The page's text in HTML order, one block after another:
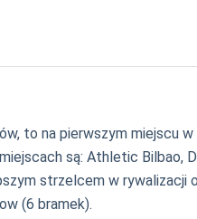
to na pierwszym miejscu
są: Athletic
strzelcem w rywalizacji
(6 bramek).